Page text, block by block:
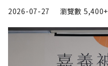
2026-07-27
瀏覽數 5,400+